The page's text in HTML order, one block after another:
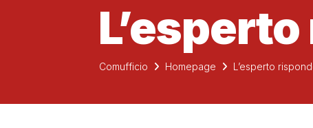
Comufficio Homepage L’esperto